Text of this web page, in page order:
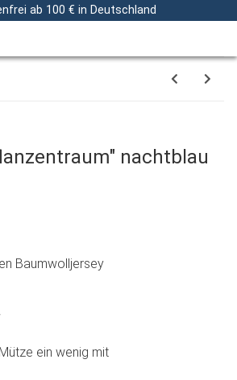
ab 100 € in Deutschland
Verpackungsservice
nachtblau
Baumwolljersey
ein wenig mit